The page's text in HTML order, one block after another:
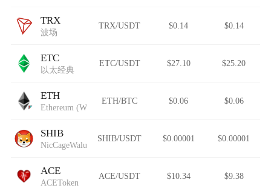
TRX
波场
TRX/USDT $0.14 $0.14
ETC
以太经典
ETC/USDT $27.10 $25.20
ETH
Ethereum (Wormhole)
ETH/BTC $0.06 $0.06
SHIB
NicCageWaluigiElmo42069Inu
SHIB/USDT $0.00001 $0.00001
ACE
ACEToken
ACE/USDT $10.34 $9.38